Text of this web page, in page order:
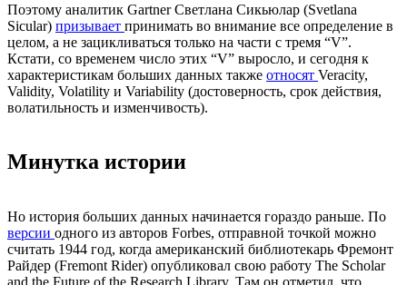
Поэтому аналитик Gartner Светлана Сикьюлар (Svetlana
Sicular) призывает принимать во внимание все определение в
целом, а не зацикливаться только на части с тремя “V”.
Кстати, со временем число этих “V” выросло, и сегодня к
характеристикам больших данных также относят Veracity,
Validity, Volatility и Variability (достоверность, срок действия,
волатильность и изменчивость).
Минутка истории
Но история больших данных начинается гораздо раньше. По
версии одного из авторов Forbes, отправной точкой можно
считать 1944 год, когда американский библиотекарь Фремонт
Райдер (Fremont Rider) опубликовал свою работу The Scholar